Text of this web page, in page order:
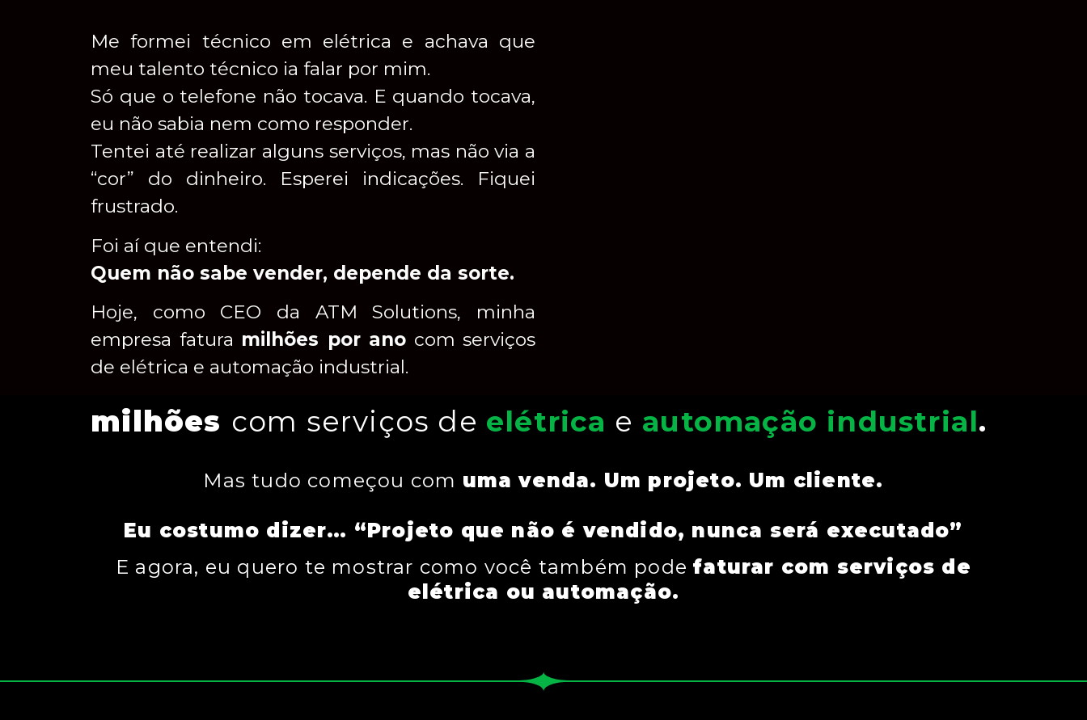
Me formei técnico em elétrica e achava que
meu talento técnico ia falar por mim.
Só que o telefone não tocava. E quando tocava,
eu não sabia nem como responder.
Tentei até realizar alguns serviços, mas não via a
“cor” do dinheiro. Esperei indicações. Fiquei
frustrado.
Foi aí que entendi:
Quem não sabe vender, depende da sorte.
Hoje, como CEO da ATM Solutions, minha
empresa fatura milhões por ano com serviços
de elétrica e automação industrial.
milhões com serviços de elétrica e automação industrial.
Mas tudo começou com uma venda. Um projeto. Um cliente.
Eu costumo dizer… “Projeto que não é vendido, nunca será executado”
E agora, eu quero te mostrar como você também podefaturar com serviços de
elétrica ou automação.